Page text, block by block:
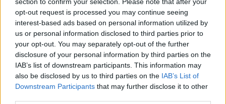
opt-out request is processed you may continue seeing
interest-based ads based on personal information utilized by
us or personal information disclosed to third parties prior to
your opt-out. You may separately opt-out of the further
disclosure of your personal information by third parties on the
IAB’s list of downstream participants. This information may
also be disclosed by us to third parties on the IAB’s List of
Downstream Participants that may further disclose it to other